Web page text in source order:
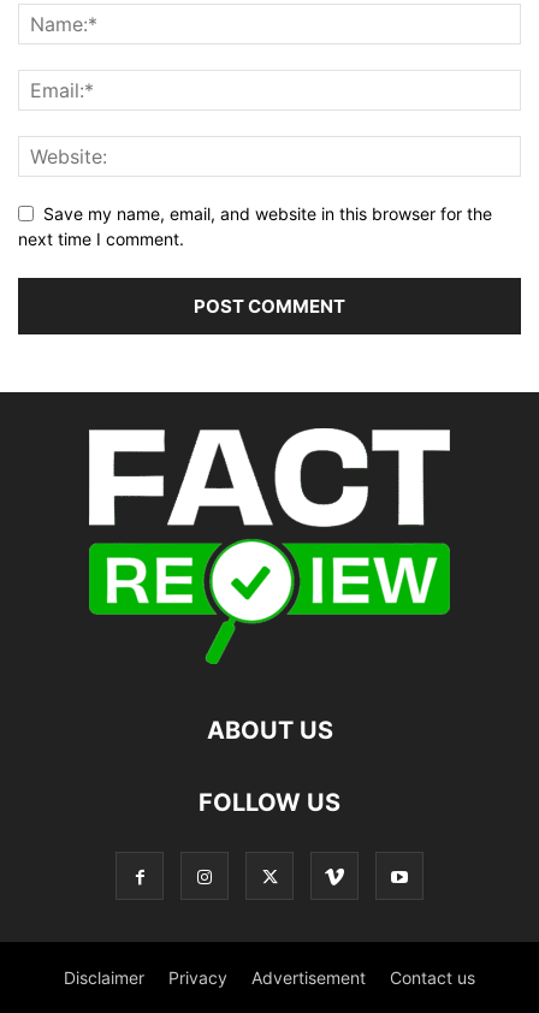
Save my name, email, and website in this browser for the
next time I comment.
ABOUT US
FOLLOW US
Disclaimer Privacy Advertisement Contact us